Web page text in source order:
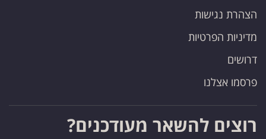
הצהרת נגישות
מדיניות הפרטיות
דרושים
פרסמו אצלנו
רוצים להשאר מעודכנים?